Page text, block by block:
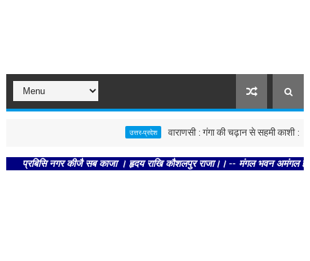
वाराणसी : गंगा की चढ़ान से सहमी काशी : छूने को
नगर कीजै सब काजा । हृदय राखि कौशलपुर राजा।। -- मंगल भवन अमंगल हारी।